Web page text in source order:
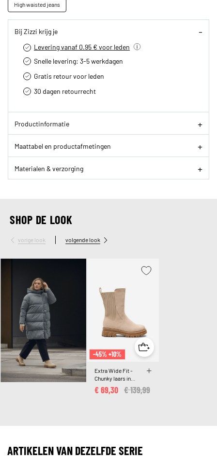
High waisted jeans
Bij Zizzi krijg je
Levering vanaf 0.95 € voor leden
Snelle levering: 3-5 werkdagen
Gratis retour voor leden
30 dagen retourrecht­
Productinformatie
Maattabel en productafmetingen
Materialen & verzorging
SHOP DE LOOK
vorige look volgende look
-45% +10%
Extra Wide Fit -
Chunky laars in
imitatiesuèdePrice reduced from
€ 139,99
€ 69,30
ARTIKELEN VAN DEZELFDE SERIE